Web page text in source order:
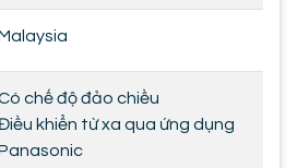
chế độ đảo chiều
khiển từ xa qua ứng dụng